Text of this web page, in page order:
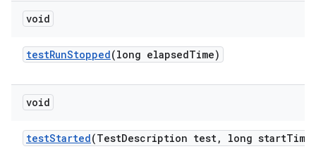
void
testRunStopped(long elapsedTime)
void
testStarted(TestDescription test, long start